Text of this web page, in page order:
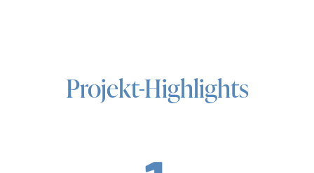
Projekt-Highlights